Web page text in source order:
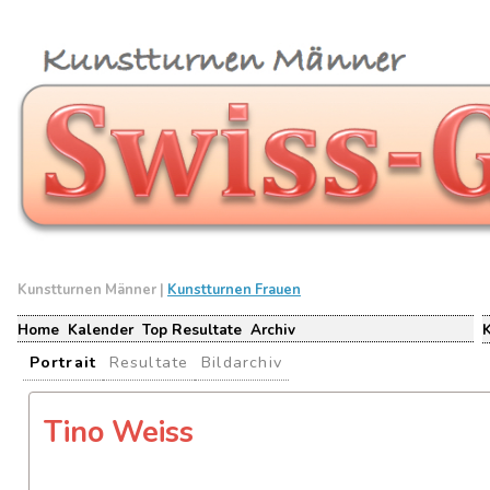
Kunstturnen Männer | Kunstturnen Frauen
Home Kalender Top Resultate Archiv
Portrait Resultate Bildarchiv
Tino Weiss